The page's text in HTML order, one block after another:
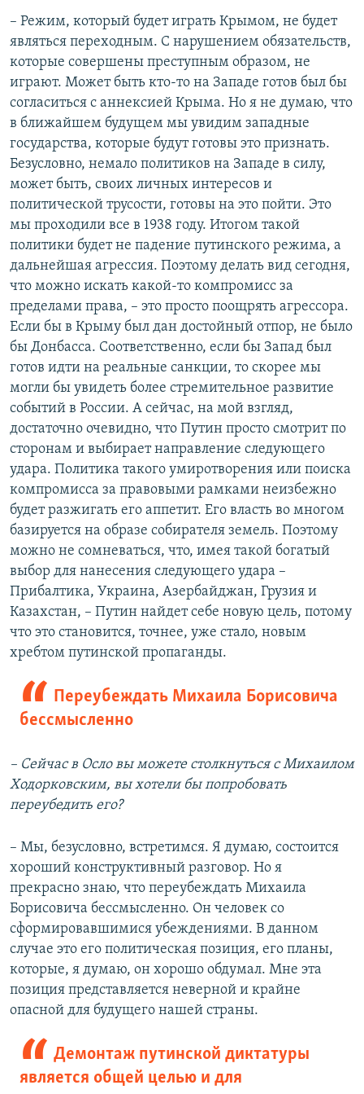
– Режим, который будет играть Крымом, не будет
являться переходным. С нарушением обязательств,
которые совершены преступным образом, не
играют. Может быть кто-то на Западе готов был бы
согласиться с аннексией Крыма. Но я не думаю, что
в ближайшем будущем мы увидим западные
государства, которые будут готовы это признать.
Безусловно, немало политиков на Западе в силу,
может быть, своих личных интересов и
политической трусости, готовы на это пойти. Это
мы проходили все в 1938 году. Итогом такой
политики будет не падение путинского режима, а
дальнейшая агрессия. Поэтому делать вид сегодня,
что можно искать какой-то компромисс за
пределами права, – это просто поощрять агрессора.
Если бы в Крыму был дан достойный отпор, не было
бы Донбасса. Соответственно, если бы Запад был
готов идти на реальные санкции, то скорее мы
могли бы увидеть более стремительное развитие
событий в России. А сейчас, на мой взгляд,
достаточно очевидно, что Путин просто смотрит по
сторонам и выбирает направление следующего
удара. Политика такого умиротворения или поиска
компромисса за правовыми рамками неизбежно
будет разжигать его аппетит. Его власть во многом
базируется на образе собирателя земель. Поэтому
можно не сомневаться, что, имея такой богатый
выбор для нанесения следующего удара –
Прибалтика, Украина, Азербайджан, Грузия и
Казахстан, – Путин найдет себе новую цель, потому
что это становится, точнее, уже стало, новым
хребтом путинской пропаганды.
Переубеждать Михаила Борисовича
бессмысленно
– Сейчас в Осло вы можете столкнуться с Михаилом
Ходорковским, вы хотели бы попробовать
переубедить его?
– Мы, безусловно, встретимся. Я думаю, состоится
хороший конструктивный разговор. Но я
прекрасно знаю, что переубеждать Михаила
Борисовича бессмысленно. Он человек со
сформировавшимися убеждениями. В данном
случае это его политическая позиция, его планы,
которые, я думаю, он хорошо обдумал. Мне эта
позиция представляется неверной и крайне
опасной для будущего нашей страны.
Демонтаж путинской диктатуры
является общей целью и для